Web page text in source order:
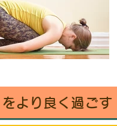
をより良く過ご